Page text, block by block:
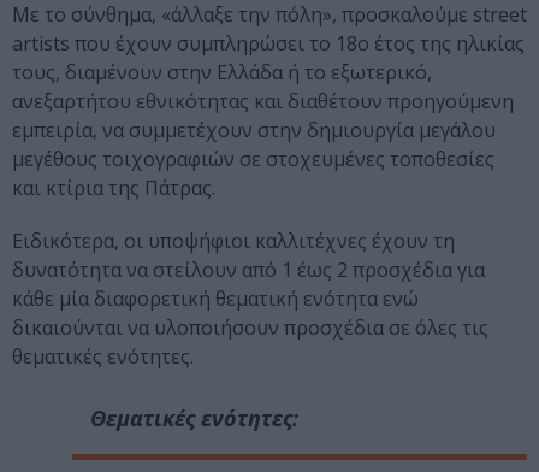
Με το σύνθημα, «άλλαξε την πόλη», προσκαλούμε street
artists που έχουν συμπληρώσει το 18ο έτος της ηλικίας
τους, διαμένουν στην Ελλάδα ή το εξωτερικό,
ανεξαρτήτου εθνικότητας και διαθέτουν προηγούμενη
εμπειρία, να συμμετέχουν στην δημιουργία μεγάλου
μεγέθους τοιχογραφιών σε στοχευμένες τοποθεσίες
και κτίρια της Πάτρας.
Ειδικότερα, οι υποψήφιοι καλλιτέχνες έχουν τη
δυνατότητα να στείλουν από 1 έως 2 προσχέδια για
κάθε μία διαφορετική θεματική ενότητα ενώ
δικαιούνται να υλοποιήσουν προσχέδια σε όλες τις
θεματικές ενότητες.
Θεματικές ενότητες: